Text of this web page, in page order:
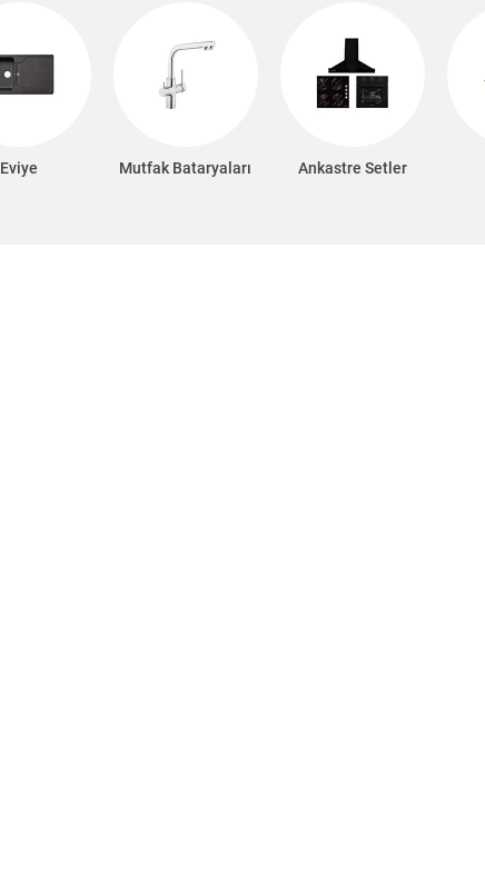
Eviye Mutfak Bataryaları Ankastre Setler